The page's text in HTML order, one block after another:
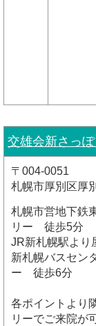
交雄会新さっ
〒004-0051
札幌市厚別区厚
札幌市営地下鉄
リー 徒歩5分
JR新札幌駅よ
新札幌バスセン
ー 徒歩6分
各ポイントより
リーでご来院が